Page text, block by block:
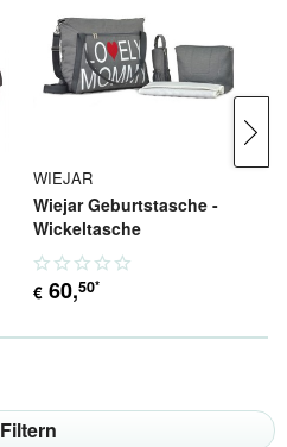
WIEJAR
Wiejar Geburtstasche -
Wickeltasche
€ 60,50*
Filtern